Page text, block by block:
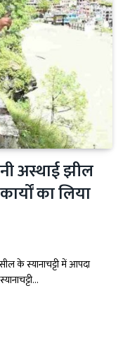
अस्थाई झील
का लिया
के स्यानाचट्टी में आपदा